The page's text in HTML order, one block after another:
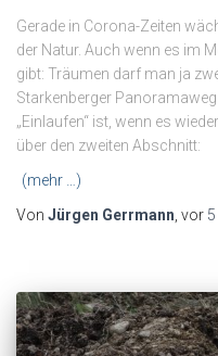
Gerade in Corona-Zeiten
der Natur. Auch wenn es im
gibt: Träumen darf man ja
Starkenberger
„Einlaufen“ ist, wenn es
über den zweiten Abschnitt:
(mehr …)
Von Jürgen Gerrmann , vor